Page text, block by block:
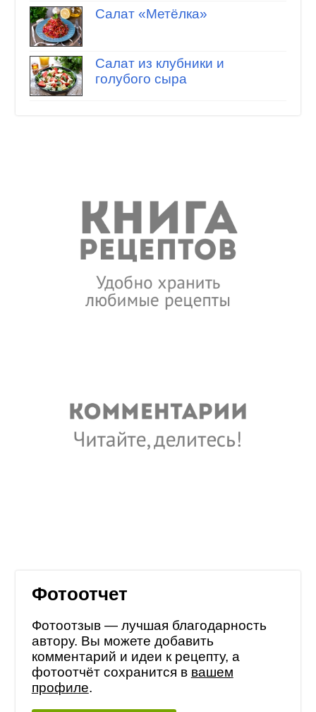
Салат «Метёлка»
Салат из клубники и
голубого сыра
Фотоотчет
Фотоотзыв — лучшая благодарность
автору. Вы можете добавить
комментарий и идеи к рецепту, а
фотоотчёт сохранится в вашем
профиле.